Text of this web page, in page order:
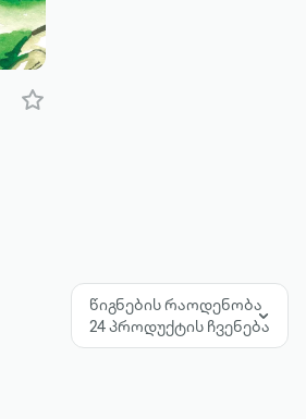
წიგნების რაოდენობა
24 პროდუქტის ჩვენება